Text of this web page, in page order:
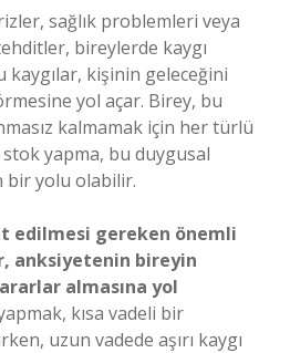
sağlık problemleri veya
bireylerde kaygı
kaygılar, kişinin geleceğini
yol açar. Birey, bu
kalmamak için her türlü
yapma, bu duygusal
bir yolu olabilir.
edilmesi gereken önemli
anksiyetenin bireyin
almasına yol
kısa vadeli bir
uzun vadede aşırı kaygı